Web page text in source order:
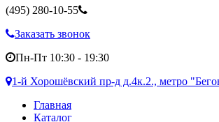
(495) 280-10-55
Заказать звонок
Пн-Пт 10:30 - 19:30
1-й Хорошёвский пр-д д.4к.2., метро
Главная
Каталог